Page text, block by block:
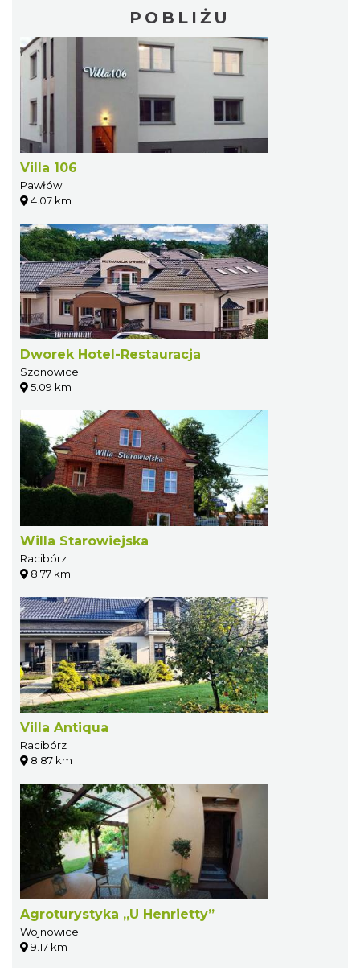
POBLIŻU
Villa 106
Pawłów
4.07 km
Dworek Hotel-Restauracja
Szonowice
5.09 km
Willa Starowiejska
Racibórz
8.77 km
Villa Antiqua
Racibórz
8.87 km
Agroturystyka „U Henrietty”
Wojnowice
9.17 km